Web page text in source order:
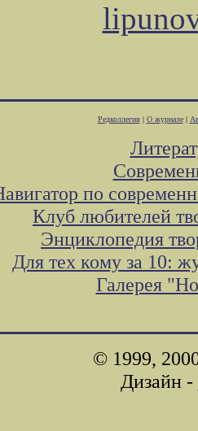
Редколлегия| О журнале|
по
Клуб любителей
Энциклопедия
Для тех кому за 10:
Галерея
© 1999,
Дизайн -